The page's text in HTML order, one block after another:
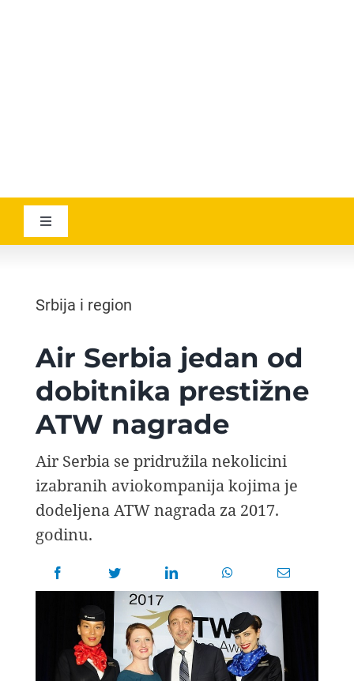
Toggle
Navigation
GEOGRAPHICA
AVIOPEDIA
SPECIJAL
FOTO PRIČA
AGENT
Srbija i region
Air Serbia jedan od
dobitnika prestižne
ATW nagrade
Air Serbia se pridružila nekolicini
izabranih aviokompanija kojima je
dodeljena ATW nagrada za 2017.
godinu.